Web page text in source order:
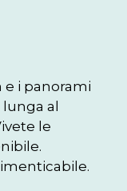
e i panorami
al
le